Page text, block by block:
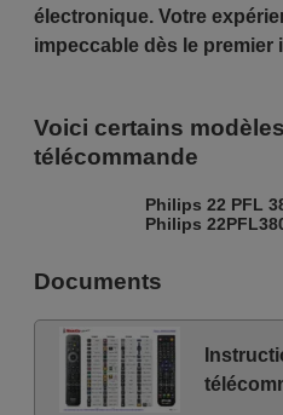
électronique. Votre
impeccable dès le premier
Voici certains
télécommande
Philips 22 PFL
Philips
Documents